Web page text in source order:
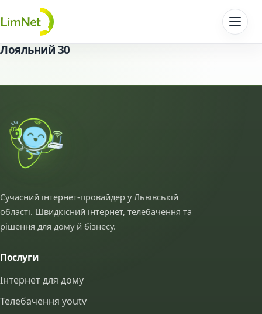
Перейти до контенту
Лояльний 30
Сучасний інтернет-провайдер у Львівській
області. Швидкісний інтернет, телебачення та
рішення для дому й бізнесу.
Послуги
Інтернет для дому
Телебачення youtv